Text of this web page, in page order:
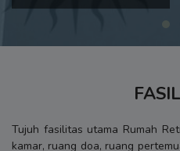
tema, waktu, dan
ditawarkan.
Tujuh fasilitas utama Rumah
kamar, ruang doa, ruang